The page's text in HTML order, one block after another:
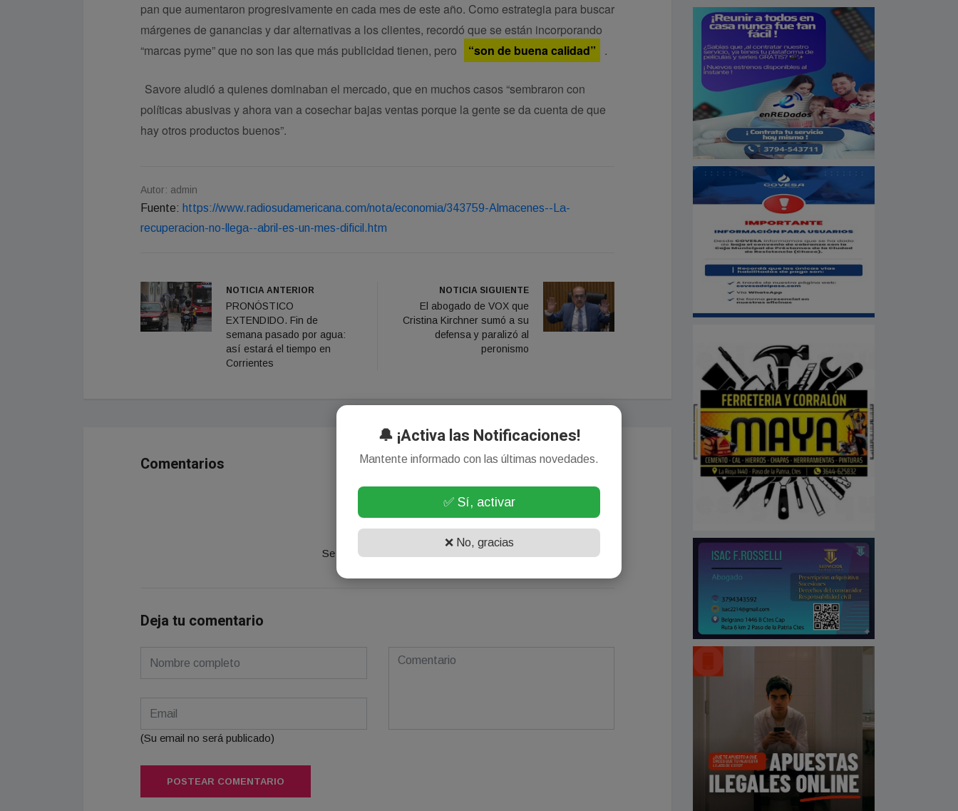
pan que aumentaron progresivamente en cada mes de este año. Como estrategia para buscar
márgenes de ganancias y dar alternativas a los clientes, recordó que se están incorporando
“marcas pyme” que no son las que más publicidad tienen, pero
“son de buena calidad” .
Savore aludió a quienes dominaban el mercado, que en muchos casos “sembraron con
políticas abusivas y ahora van a cosechar bajas ventas porque la gente se da cuenta de que
hay otros productos buenos”.
Autor: admin
Fuente: https://www.radiosudamericana.com/nota/economia/343759-Almacenes--La-
recuperacion-no-llega--abril-es-un-mes-dificil.htm
NOTICIA ANTERIOR
PRONÓSTICO
EXTENDIDO. Fin de
semana pasado por agua:
así estará el tiempo en
Corrientes
NOTICIA SIGUIENTE
El abogado de VOX que
Cristina Kirchner sumó a su
defensa y paralizó al
peronismo
Comentarios
¡Sin comentarios aún!
Se el primero en comentar este artículo.
Deja tu comentario
(Su email no será publicado)
POSTEAR COMENTARIO
🔔 ¡Activa las Notificaciones!
Mantente informado con las últimas novedades.
✅ Sí, activar
❌ No, gracias